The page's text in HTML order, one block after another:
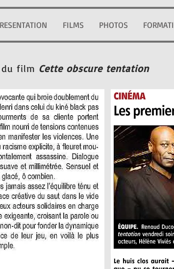
FILMS PHOTOS
film Cette obscure tentation